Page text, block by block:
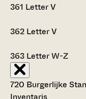
361 Letter V
362 Letter V
363 Letter W-Z
720 Burgerlijke